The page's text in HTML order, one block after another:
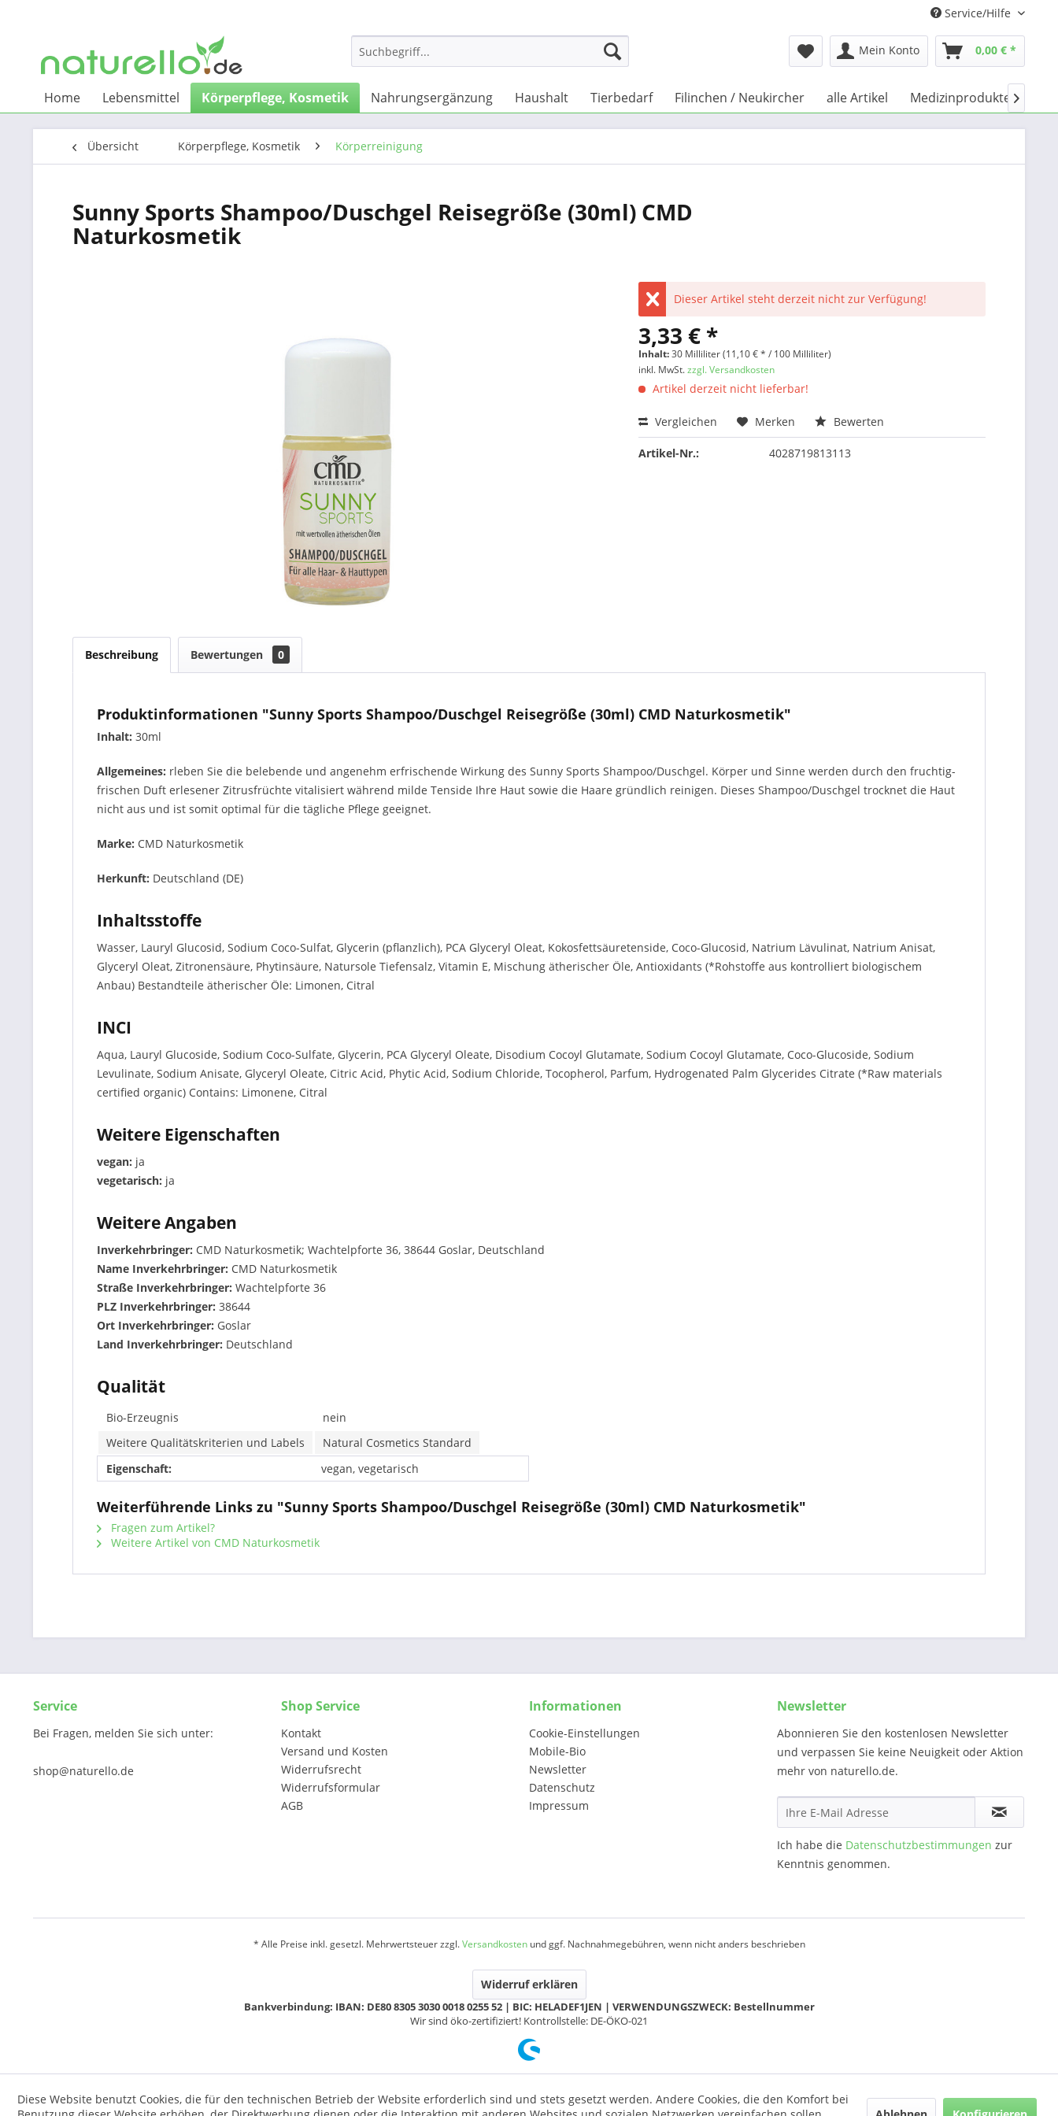
Service/Hilfe
Mein Konto 0,00 € *
Home Lebensmittel Körperpflege, Kosmetik Nahrungsergänzung Haushalt Tierbedarf Filinchen / Neukircher alle Artikel Medizinprodukte 
Übersicht Körperpflege, Kosmetik Körperreinigung
Sunny Sports Shampoo/Duschgel Reisegröße (30ml) CMD
Naturkosmetik
Dieser Artikel steht derzeit nicht zur Verfügung!
3,33 € *
Inhalt:30 Milliliter (11,10 € * / 100 Milliliter)
inkl. MwSt.zzgl. Versandkosten
Artikel derzeit nicht lieferbar!
Vergleichen Merken Bewerten
Artikel-Nr.: 4028719813113
Beschreibung Bewertungen 0
Produktinformationen "Sunny Sports Shampoo/Duschgel Reisegröße (30ml) CMD Naturkosmetik"
Inhalt: 30ml
Allgemeines: rleben Sie die belebende und angenehm erfrischende Wirkung des Sunny Sports Shampoo/Duschgel. Körper und Sinne werden durch den fruchtig-
frischen Duft erlesener Zitrusfrüchte vitalisiert während milde Tenside Ihre Haut sowie die Haare gründlich reinigen. Dieses Shampoo/Duschgel trocknet die Haut
nicht aus und ist somit optimal für die tägliche Pflege geeignet.
Marke: CMD Naturkosmetik
Herkunft: Deutschland (DE)
Inhaltsstoffe
Wasser, Lauryl Glucosid, Sodium Coco-Sulfat, Glycerin (pflanzlich), PCA Glyceryl Oleat, Kokosfettsäuretenside, Coco-Glucosid, Natrium Lävulinat, Natrium Anisat,
Glyceryl Oleat, Zitronensäure, Phytinsäure, Natursole Tiefensalz, Vitamin E, Mischung ätherischer Öle, Antioxidants (*Rohstoffe aus kontrolliert biologischem
Anbau) Bestandteile ätherischer Öle: Limonen, Citral
INCI
Aqua, Lauryl Glucoside, Sodium Coco-Sulfate, Glycerin, PCA Glyceryl Oleate, Disodium Cocoyl Glutamate, Sodium Cocoyl Glutamate, Coco-Glucoside, Sodium
Levulinate, Sodium Anisate, Glyceryl Oleate, Citric Acid, Phytic Acid, Sodium Chloride, Tocopherol, Parfum, Hydrogenated Palm Glycerides Citrate (*Raw materials
certified organic) Contains: Limonene, Citral
Weitere Eigenschaften
vegan: ja
vegetarisch: ja
Weitere Angaben
Inverkehrbringer: CMD Naturkosmetik; Wachtelpforte 36, 38644 Goslar, Deutschland
Name Inverkehrbringer: CMD Naturkosmetik
Straße Inverkehrbringer: Wachtelpforte 36
PLZ Inverkehrbringer: 38644
Ort Inverkehrbringer: Goslar
Land Inverkehrbringer: Deutschland
Qualität
Bio-Erzeugnis
nein
Weitere Qualitätskriterien und Labels
Natural Cosmetics Standard
Eigenschaft:
vegan, vegetarisch
Weiterführende Links zu "Sunny Sports Shampoo/Duschgel Reisegröße (30ml) CMD Naturkosmetik"
Fragen zum Artikel?
Weitere Artikel von CMD Naturkosmetik
Service
Bei Fragen, melden Sie sich unter:
shop@naturello.de
Shop Service
Kontakt
Versand und Kosten
Widerrufsrecht
Widerrufsformular
AGB
Informationen
Cookie-Einstellungen
Mobile-Bio
Newsletter
Datenschutz
Impressum
Newsletter
Abonnieren Sie den kostenlosen Newsletter
und verpassen Sie keine Neuigkeit oder Aktion
mehr von naturello.de.
Ich habe die Datenschutzbestimmungen zur
Kenntnis genommen.
* Alle Preise inkl. gesetzl. Mehrwertsteuer zzgl.Versandkostenund ggf. Nachnahmegebühren, wenn nicht anders beschrieben
Widerruf erklären
Bankverbindung: IBAN: DE80 8305 3030 0018 0255 52 | BIC: HELADEF1JEN | VERWENDUNGSZWECK: Bestellnummer
Wir sind öko-zertifiziert! Kontrollstelle: DE-ÖKO-021
Diese Website benutzt Cookies, die für den technischen Betrieb der Website erforderlich sind und stets gesetzt werden. Andere Cookies, die den Komfort bei